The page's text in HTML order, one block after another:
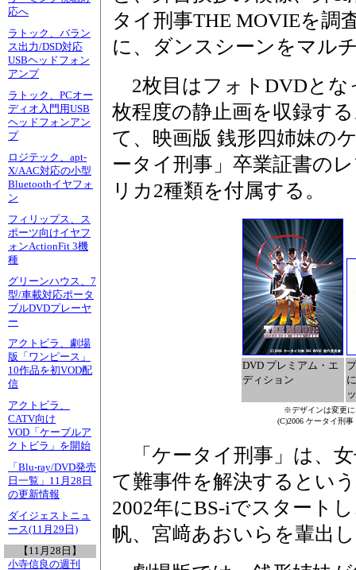
応へ
ラトック、バラン
ス出力/DSD対応
USBヘッドフォン
アンプ
ラトック、PCオー
ディオ入門用USB
ヘッドフォンアン
プ
ロジテック、apt-
X/AAC対応の小型
Bluetoothイヤフォ
ン
フィリップス、ス
ポーツ向けイヤフ
ォンActionFit 3機
種
グリーンハウス、7
型/車載対応ポータ
ブルDVDプレーヤ
ー
アクトビラ、劇場
版「ワンピース」
10作品を初VOD配
信
アクトビラ、
CATV向け
VOD「ケーブルア
クトビラ」を開始
「Blu-ray/DVD発売
日一覧」11月28日
の更新情報
ダイジェストニュ
ース(11月29日)
【11月28日】
小寺信良の週刊
タイ刑事THE MOVIEを調
に、ダンスシーンをマル
2枚目はフォトDVDとな
枚程度の静止画を収録す
て、映画版 銭形四姉妹の
ータイ刑事」卒業証書の
リカ2種類を付属する。
DVD プレミアム・エ
ディション
※デザインは変更
(C)2006 ケータイ刑
「ケータイ刑事」は、
て難事件を解決するとい
2002年にBS-iでスタート
帆、宮﨑あおいらを輩出